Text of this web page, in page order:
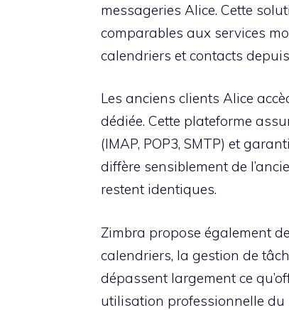
messageries Alice. Cette
comparables aux services
calendriers et contacts
Les anciens clients Alice
dédiée. Cette plateforme
(IMAP, POP3, SMTP) et
diffère sensiblement de
restent identiques.
Zimbra propose également
calendriers, la gestion de
dépassent largement ce
utilisation professionnelle du